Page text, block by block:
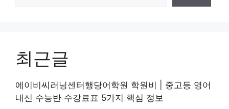
최근글
에이비씨러닝센터행당어학원 학원비 | 중고등 영어
내신 수능반 수강료표 5가지 핵심 정보